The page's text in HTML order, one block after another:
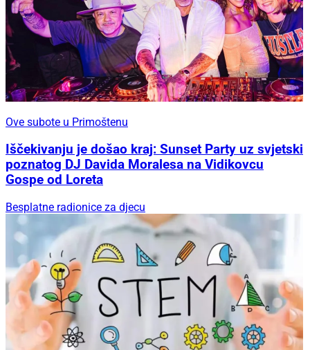
Ove subote u Primoštenu
Iščekivanju je došao kraj: Sunset Party uz svjetski
poznatog DJ Davida Moralesa na Vidikovcu
Gospe od Loreta
Besplatne radionice za djecu